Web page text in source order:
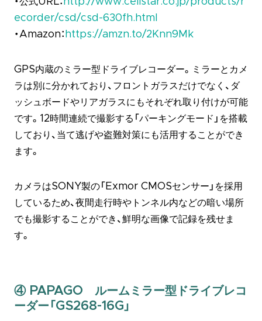
ecorder/csd/csd-630fh.html
・Amazon： https://amzn.to/2Knn9Mk
GPS内蔵のミラー型ドライブレコーダー。ミラーとカメ
ラは別に分かれており、フロントガラスだけでなく、ダ
ッシュボードやリアガラスにもそれぞれ取り付けが可能
です。12時間連続で撮影する「パーキングモード」を搭載
しており、当て逃げや盗難対策にも活用することができ
ます。
カメラはSONY製の「Exmor CMOSセンサー」を採用
しているため、夜間走行時やトンネル内などの暗い場所
でも撮影することができ、鮮明な画像で記録を残せま
す。
④ PAPAGO ルームミラー型ドライブレコ
ーダー「GS268-16G」